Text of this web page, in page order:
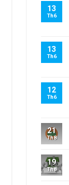
13
Th6
13
Th6
12
Th6
21
Th8
19
Th8